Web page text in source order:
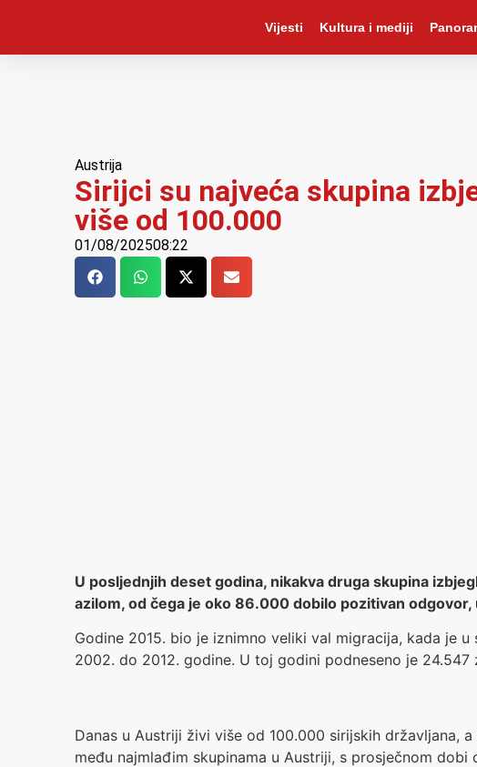
Vijesti Kultura i mediji
Austrija
Sirijci su najveća skupina
više od 100.000
01/08/202508:22
U posljednjih deset godina, nikakva druga skupina
azilom, od čega je oko 86.000 dobilo pozitivan
Godine 2015. bio je iznimno veliki val migracija, kada je
2002. do 2012. godine. U toj godini podneseno je
Danas u Austriji živi više od 100.000 sirijskih državljana,
među najmlađim skupinama u Austriji, s prosječnom